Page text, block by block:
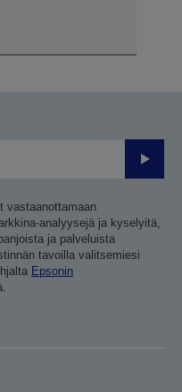
Lähetä
vastaanottamaan
analyysejä ja kyselyitä,
ja palveluista
tavoilla valitsemiesi
Epsonin